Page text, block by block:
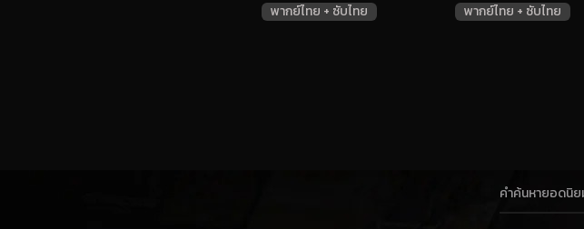
พากย์ไทย + ซับไทย
พากย์ไทย + ซับไทย
คำค้นหายอดนิ